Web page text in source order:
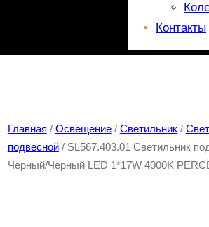
Контакты
Главная / Освещение/ Светильник/
подвесной/ SL567.403.01 Светильник
Черный/Черный LED 1*17W 4000K